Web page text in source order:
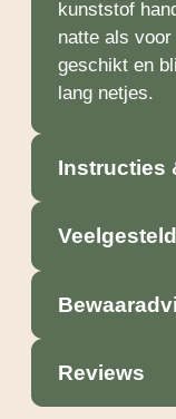
kunststof
natte als
geschikt en
lang netjes.
Instructies
Reviews